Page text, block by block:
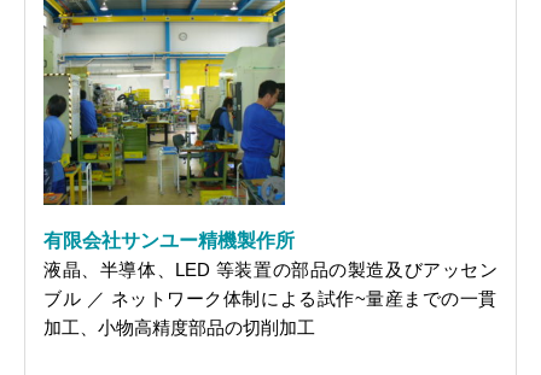
有限会社サンユー精機製作所
液晶、半導体、LED 等装置の部品の製造及びアッセン
ブル ／ ネットワーク体制による試作~量産までの一貫
加工、小物高精度部品の切削加工